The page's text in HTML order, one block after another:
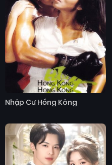
Nhập Cư Hồng Kông